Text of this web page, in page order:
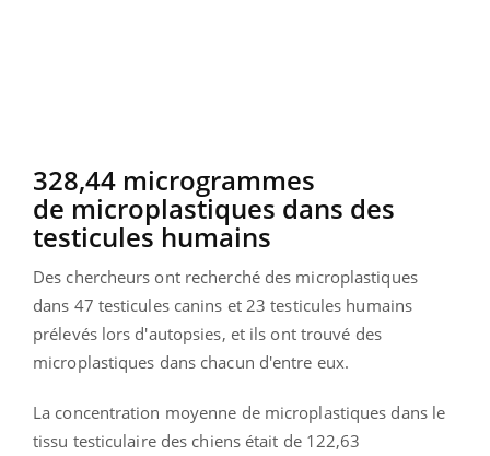
328,44 microgrammes
de microplastiques dans des
testicules humains
Des chercheurs ont recherché des microplastiques
dans 47 testicules canins et 23 testicules humains
prélevés lors d'autopsies, et ils ont trouvé des
microplastiques dans chacun d'entre eux.
La concentration moyenne de microplastiques dans le
tissu testiculaire des chiens était de 122,63